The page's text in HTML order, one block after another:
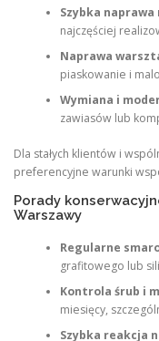
Szybka naprawa
najczęściej
Naprawa
piaskowanie i
Wymiana i
zawiasów lub
Dla stałych klientów i
preferencyjne warunki
Porady
Warszawy
Regularne
grafitowego lub
Kontrola śrub i
miesięcy,
Szybka reakcja